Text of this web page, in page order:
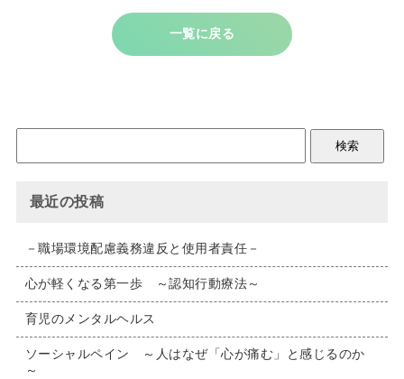
一覧に戻る
最近の投稿
－職場環境配慮義務違反と使用者責任－
心が軽くなる第一歩 ～認知行動療法～
育児のメンタルヘルス
ソーシャルペイン ～人はなぜ「心が痛む」と感じるのか
～